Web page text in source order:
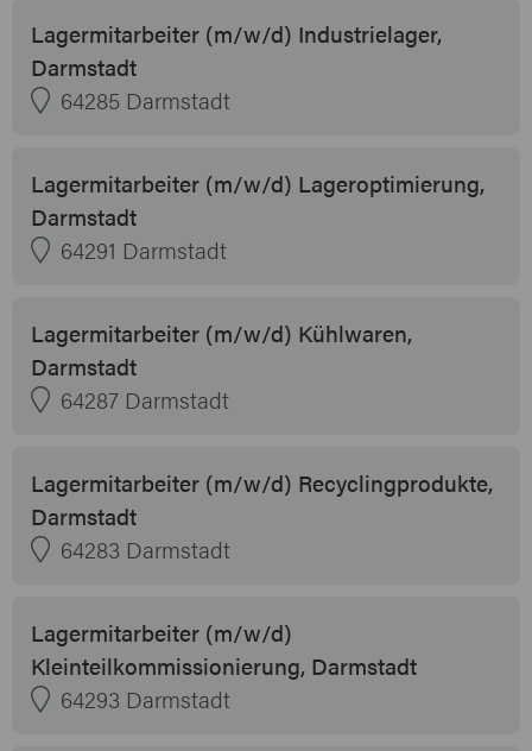
Lagermitarbeiter (m/w/d) Industrielager,
Darmstadt
64285 Darmstadt
Lagermitarbeiter (m/w/d) Lageroptimierung,
Darmstadt
64291 Darmstadt
Lagermitarbeiter (m/w/d) Kühlwaren,
Darmstadt
64287 Darmstadt
Lagermitarbeiter (m/w/d) Recyclingprodukte,
Darmstadt
64283 Darmstadt
Lagermitarbeiter (m/w/d)
Kleinteilkommissionierung, Darmstadt
64293 Darmstadt